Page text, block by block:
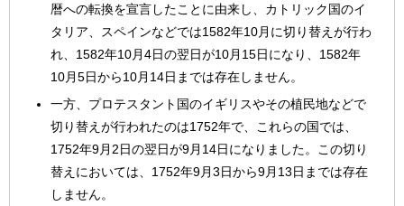
暦への転換を宣言したことに由来し、カトリック国のイ
タリア、スペインなどでは1582年10月に切り替えが行わ
れ、1582年10月4日の翌日が10月15日になり、1582年
10月5日から10月14日までは存在しません。
一方、プロテスタント国のイギリスやその植民地などで
切り替えが行われたのは1752年で、これらの国では、
1752年9月2日の翌日が9月14日になりました。この切り
替えにおいては、1752年9月3日から9月13日までは存在
しません。